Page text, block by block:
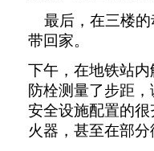
最后，在三楼
带回家。
下午，在地铁站
防栓测量了步距
安全设施配置的
火器，甚至在部